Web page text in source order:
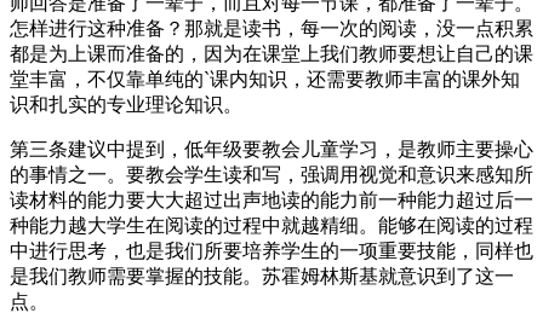
怎样进行这种准备？那就是读书，每一次的阅读，没一点积累
都是为上课而准备的，因为在课堂上我们教师要想让自己的课
堂丰富，不仅靠单纯的`课内知识，还需要教师丰富的课外知
识和扎实的专业理论知识。
第三条建议中提到，低年级要教会儿童学习，是教师主要操心
的事情之一。要教会学生读和写，强调用视觉和意识来感知所
读材料的能力要大大超过出声地读的能力前一种能力超过后一
种能力越大学生在阅读的过程中就越精细。能够在阅读的过程
中进行思考，也是我们所要培养学生的一项重要技能，同样也
是我们教师需要掌握的技能。苏霍姆林斯基就意识到了这一
点。